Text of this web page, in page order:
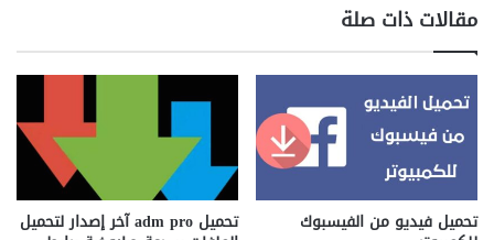
مقالات ذات صلة
تحميل فيديو من الفيسبوك تحميل adm pro آخر إصدار لتحميل